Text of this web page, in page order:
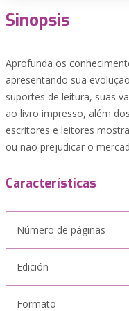
Sinopsis
Aprofunda os
apresentando sua
suportes de leitura, suas
ao livro impresso, além
escritores e leitores
ou não prejudicar o
Características
Número de páginas
Edición
Formato